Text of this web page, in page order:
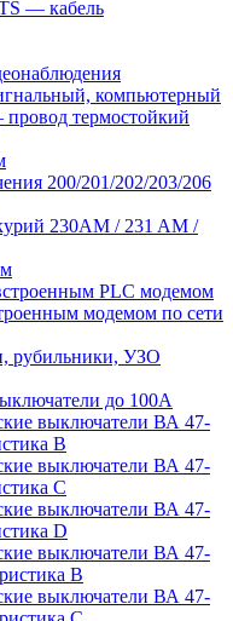
― кабель
компьютерный
термостойкий
200/201/202/203/206
230AM / 231 AM /
PLC модемом
модемом по сети
рубильники, УЗО
до 100A
выключатели ВА 47-
В
выключатели ВА 47-
C
выключатели ВА 47-
D
выключатели ВА 47-
В
выключатели ВА 47-